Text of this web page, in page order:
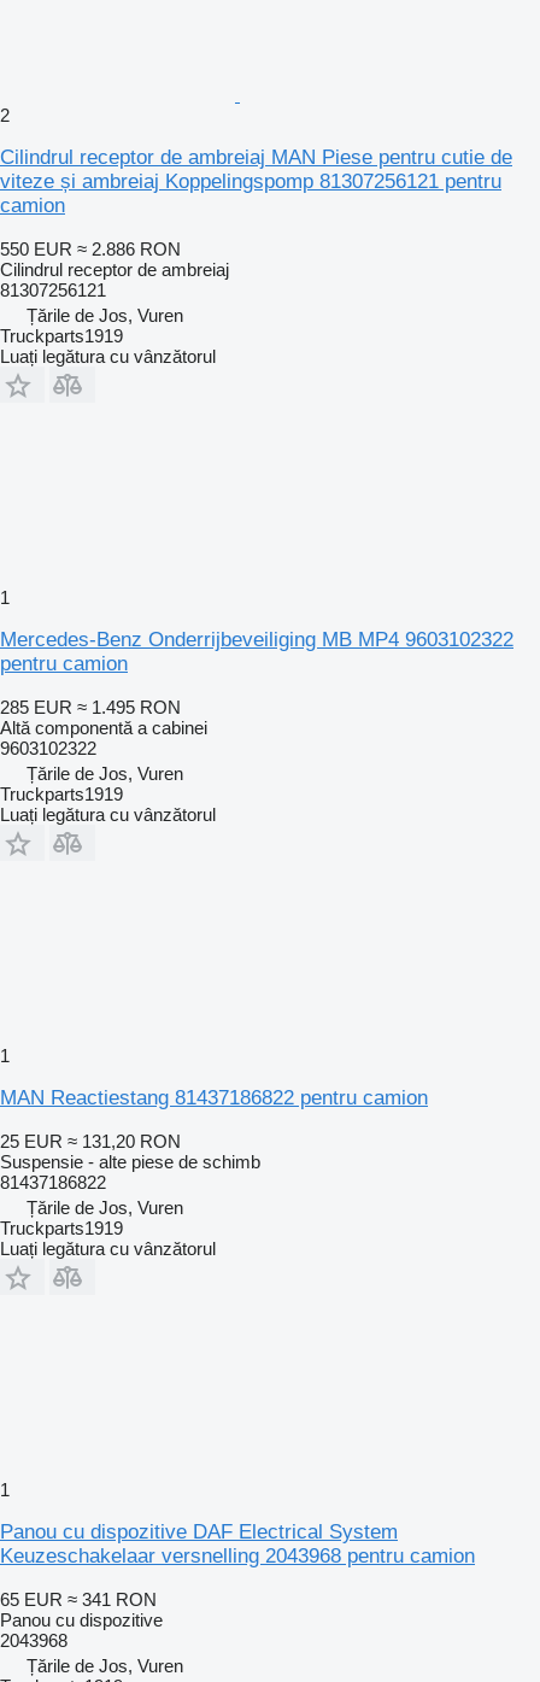
2
Cilindrul receptor de ambreiaj MAN Piese pentru cutie de
viteze și ambreiaj Koppelingspomp 81307256121 pentru
camion
550 EUR ≈ 2.886 RON
Cilindrul receptor de ambreiaj
81307256121
Țările de Jos, Vuren
Truckparts1919
Luați legătura cu vânzătorul
1
Mercedes-Benz Onderrijbeveiliging MB MP4 9603102322
pentru camion
285 EUR ≈ 1.495 RON
Altă componentă a cabinei
9603102322
Țările de Jos, Vuren
Truckparts1919
Luați legătura cu vânzătorul
1
MAN Reactiestang 81437186822 pentru camion
25 EUR ≈ 131,20 RON
Suspensie - alte piese de schimb
81437186822
Țările de Jos, Vuren
Truckparts1919
Luați legătura cu vânzătorul
1
Panou cu dispozitive DAF Electrical System
Keuzeschakelaar versnelling 2043968 pentru camion
65 EUR ≈ 341 RON
Panou cu dispozitive
2043968
Țările de Jos, Vuren